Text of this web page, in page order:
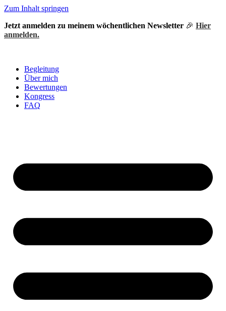
Zum Inhalt springen
Jetzt anmelden zu meinem wöchentlichen Newsletter 🎉 Hier
anmelden.
Begleitung
Über mich
Bewertungen
Kongress
FAQ